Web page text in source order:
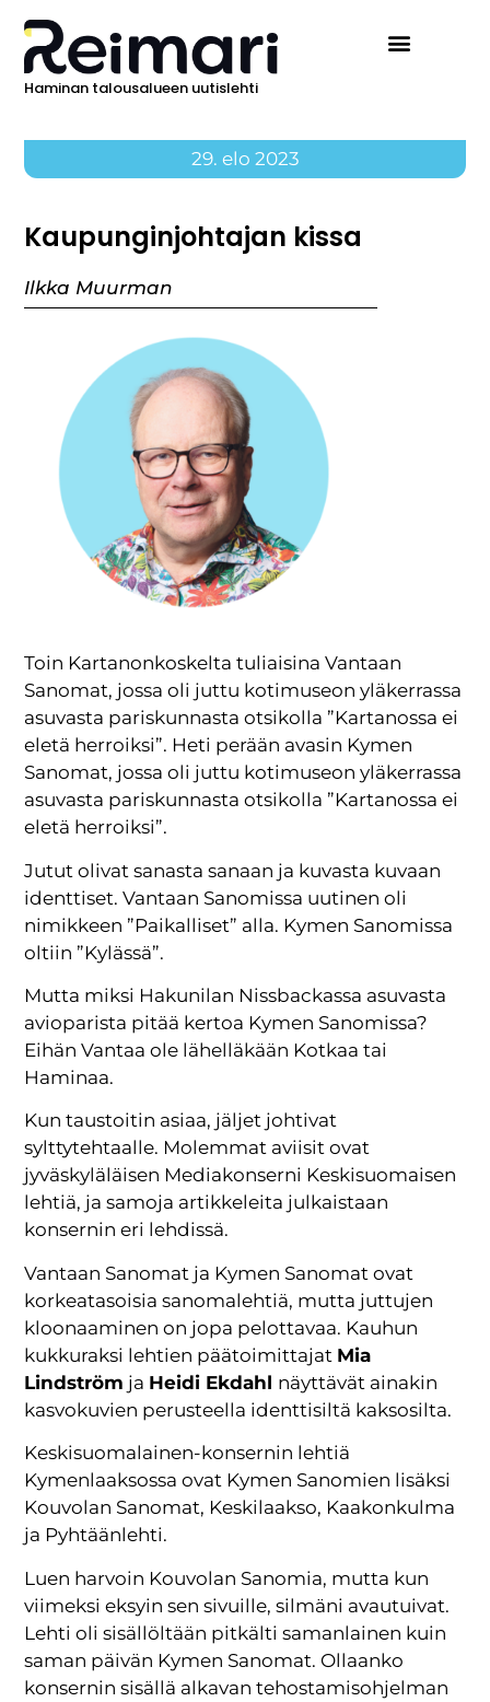
Haminan talousalueen uutislehti
29. elo 2023
Kaupunginjohtajan kissa
Ilkka Muurman
Toin Kartanonkoskelta tuliaisina Vantaan
Sanomat, jossa oli juttu kotimuseon yläkerrassa
asuvasta pariskunnasta otsikolla ”Kartanossa ei
eletä herroiksi”. Heti perään avasin Kymen
Sanomat, jossa oli juttu kotimuseon yläkerrassa
asuvasta pariskunnasta otsikolla ”Kartanossa ei
eletä herroiksi”.
Jutut olivat sanasta sanaan ja kuvasta kuvaan
identtiset. Vantaan Sanomissa uutinen oli
nimikkeen ”Paikalliset” alla. Kymen Sanomissa
oltiin ”Kylässä”.
Mutta miksi Hakunilan Nissbackassa asuvasta
avioparista pitää kertoa Kymen Sanomissa?
Eihän Vantaa ole lähelläkään Kotkaa tai
Haminaa.
Kun taustoitin asiaa, jäljet johtivat
sylttytehtaalle. Molemmat aviisit ovat
jyväskyläläisen Mediakonserni Keskisuomaisen
lehtiä, ja samoja artikkeleita julkaistaan
konsernin eri lehdissä.
Vantaan Sanomat ja Kymen Sanomat ovat
korkeatasoisia sanomalehtiä, mutta juttujen
kloonaaminen on jopa pelottavaa. Kauhun
kukkuraksi lehtien päätoimittajat Mia
Lindström ja Heidi Ekdahl näyttävät ainakin
kasvokuvien perusteella identtisiltä kaksosilta.
Keskisuomalainen-konsernin lehtiä
Kymenlaaksossa ovat Kymen Sanomien lisäksi
Kouvolan Sanomat, Keskilaakso, Kaakonkulma
ja Pyhtäänlehti.
Luen harvoin Kouvolan Sanomia, mutta kun
viimeksi eksyin sen sivuille, silmäni avautuivat.
Lehti oli sisällöltään pitkälti samanlainen kuin
saman päivän Kymen Sanomat. Ollaanko
konsernin sisällä alkavan tehostamisohjelman